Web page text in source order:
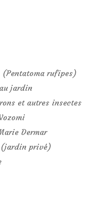
(Pentatoma rufipes)
jardin
et autres insectes
Dermar
privé)